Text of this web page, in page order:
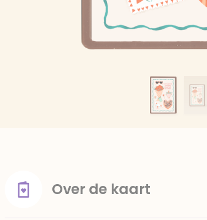
Over de kaart